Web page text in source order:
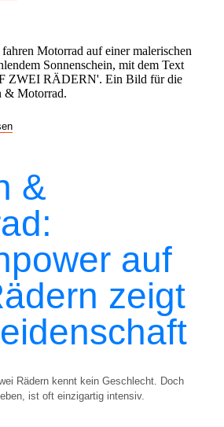
&
auf
zeigt
Rädern kennt kein Geschlecht. Doch
ist oft einzigartig intensiv.